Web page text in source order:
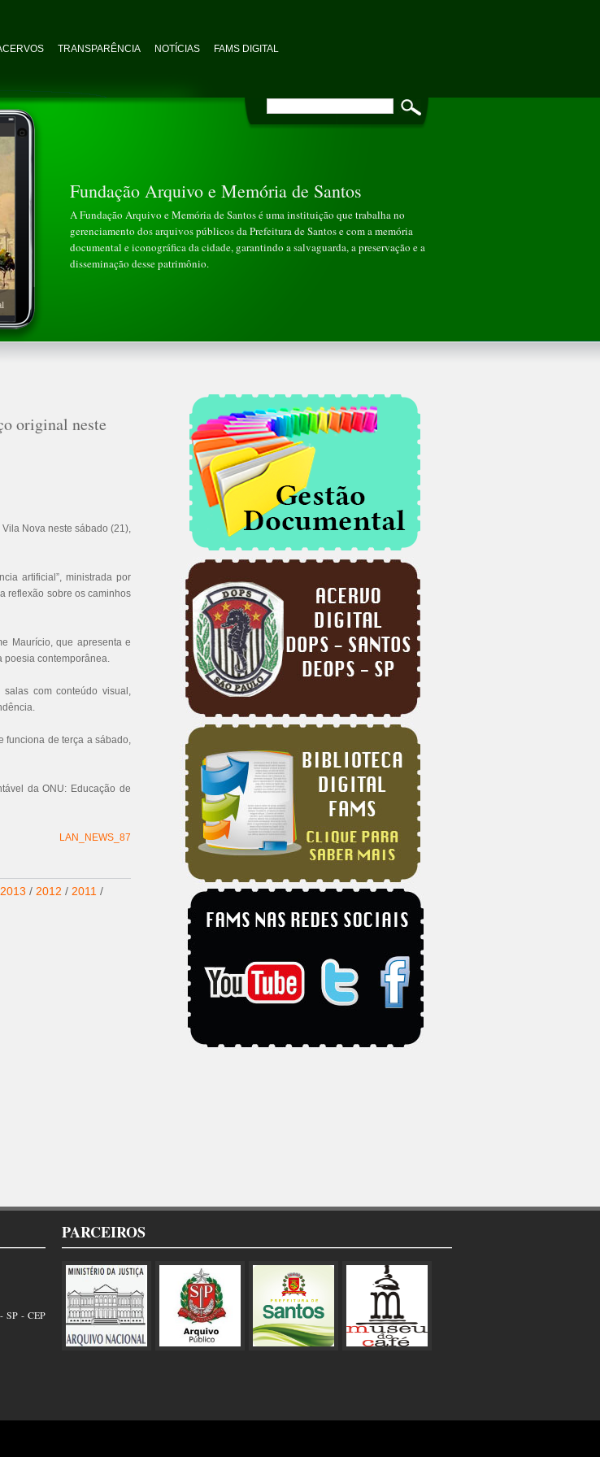
TRANSPARÊNCIA NOTÍCIAS FAMS DIGITAL
Fundação Arquivo e Memória de Santos
A Fundação Arquivo e Memória de Santos é uma instituição que trabalha no
gerenciamento dos arquivos públicos da Prefeitura de Santos e com a memória
documental e iconográfica da cidade, garantindo a salvaguarda, a preservação e a
disseminação desse patrimônio.
original neste
Nova neste sábado (21),
artificial”, ministrada por
reflexão sobre os caminhos
Maurício, que apresenta e
poesia contemporânea.
com conteúdo visual,
funciona de terça a sábado,
da ONU: Educação de
LAN_NEWS_87
2013 / 2012 / 2011 /
SP - CEP
PARCEIROS